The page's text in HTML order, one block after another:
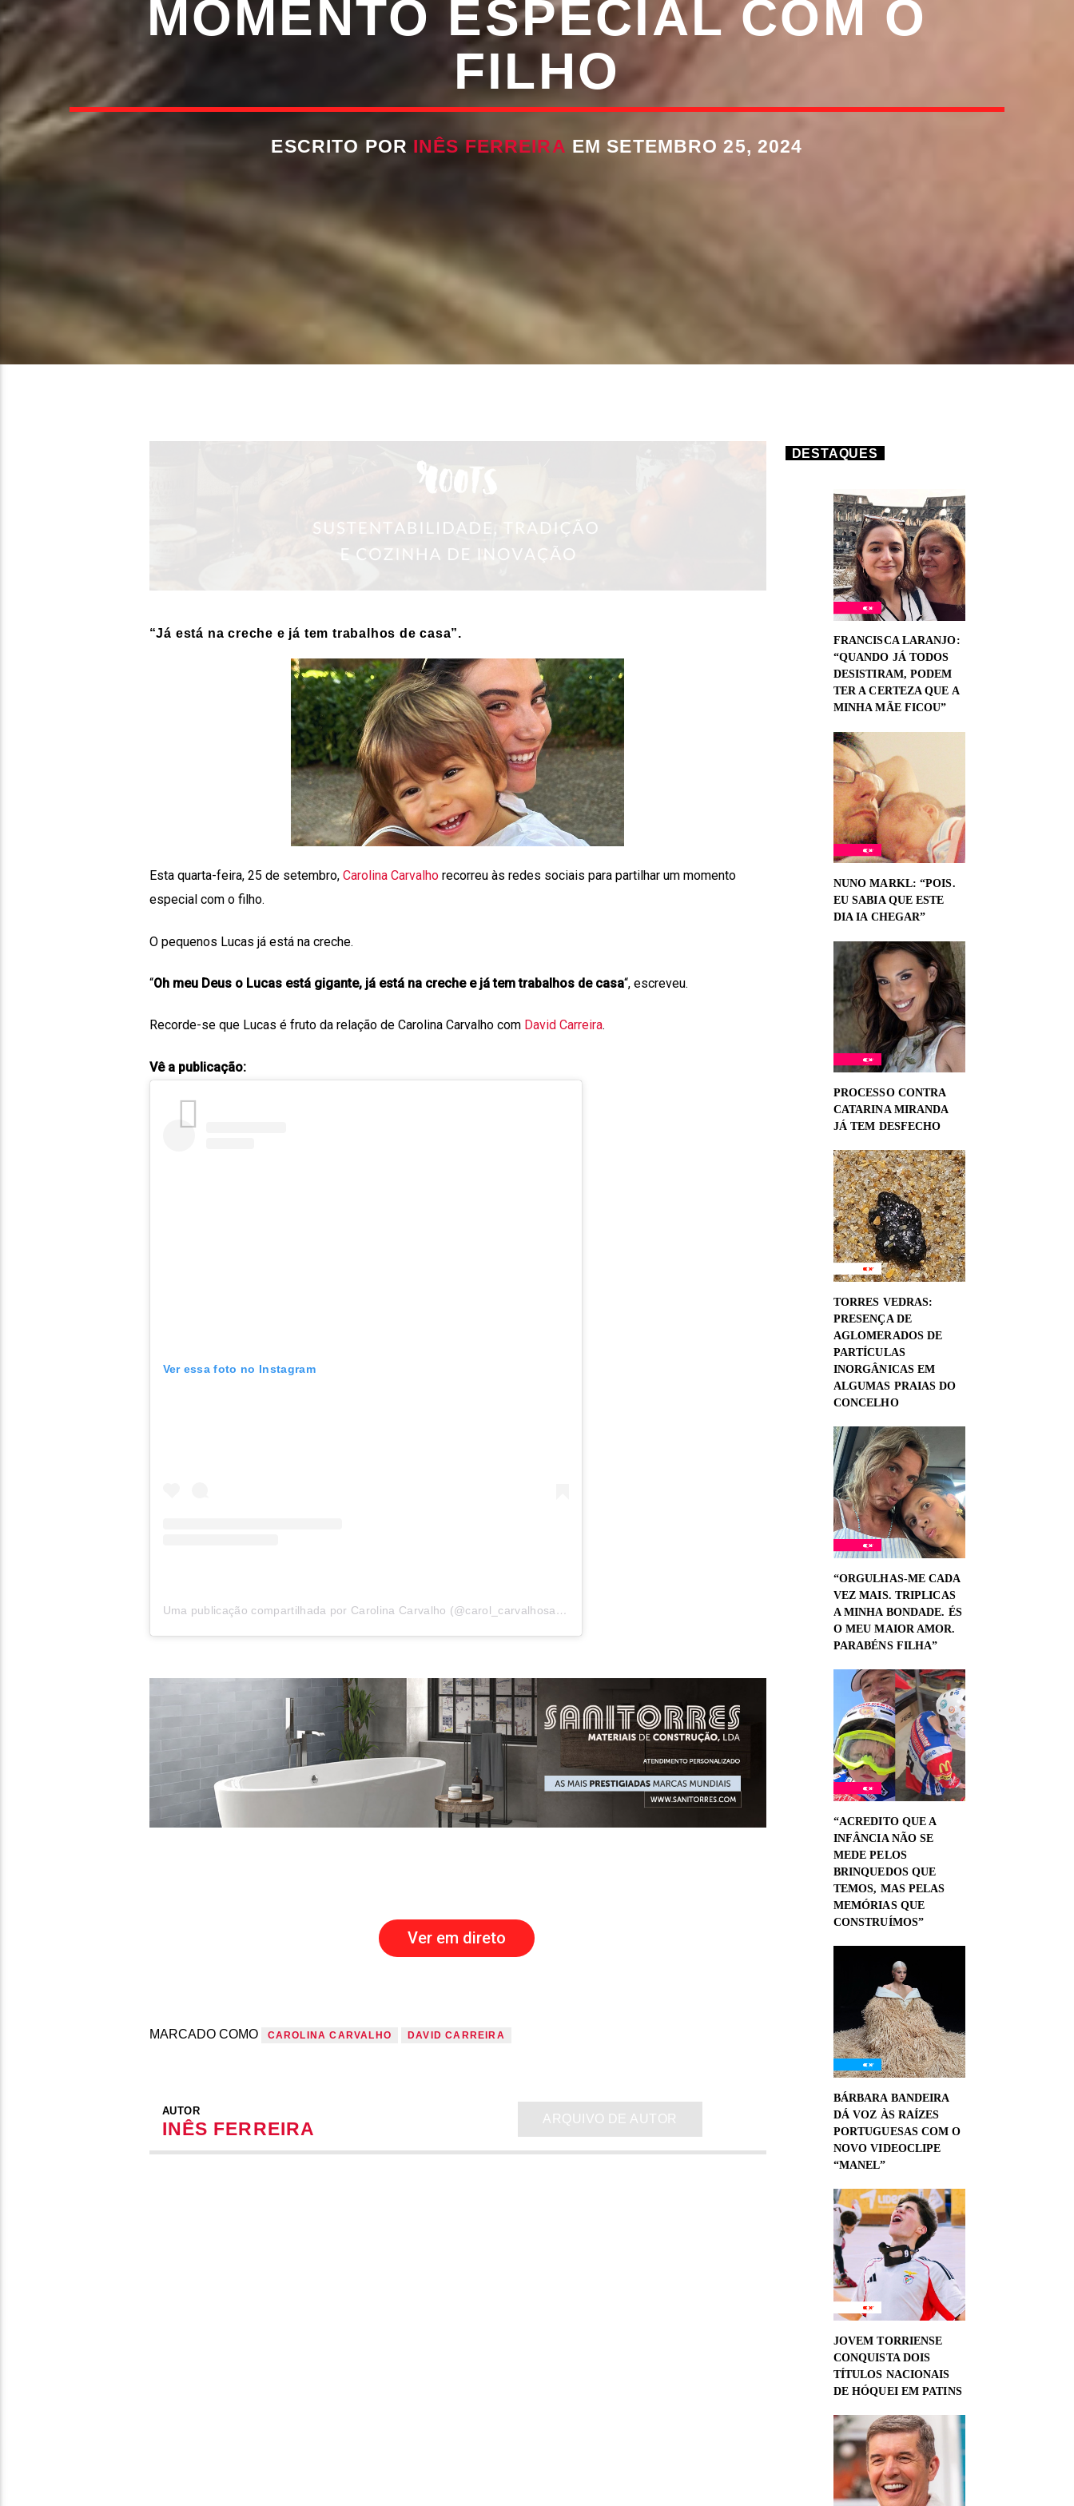
MOMENTO ESPECIAL COM O
FILHO
ESCRITO POR INÊS FERREIRA EM SETEMBRO 25, 2024
“Já está na creche e já tem trabalhos de casa”.
Esta quarta-feira, 25 de setembro, Carolina Carvalhorecorreu às redes sociais para partilhar um momento
especial com o filho.
O pequenos Lucas já está na creche.
“Oh meu Deus o Lucas está gigante, já está na creche e já tem trabalhos de casa“, escreveu.
Recorde-se que Lucas é fruto da relação de Carolina Carvalho com David Carreira.
Vê a publicação:
Ver essa foto no Instagram
Uma publicação compartilhada por Carolina Carvalho (@carol_carvalhosantos)
Ver em direto
MARCADO COMO CAROLINA CARVALHO DAVID CARREIRA
AUTOR
INÊS FERREIRA
ARQUIVO DE AUTOR
DESTAQUES
FRANCISCA LARANJO:
“QUANDO JÁ TODOS
DESISTIRAM, PODEM
TER A CERTEZA QUE A
MINHA MÃE FICOU”
NUNO MARKL: “POIS.
EU SABIA QUE ESTE
DIA IA CHEGAR”
PROCESSO CONTRA
CATARINA MIRANDA
JÁ TEM DESFECHO
TORRES VEDRAS:
PRESENÇA DE
AGLOMERADOS DE
PARTÍCULAS
INORGÂNICAS EM
ALGUMAS PRAIAS DO
CONCELHO
“ORGULHAS-ME CADA
VEZ MAIS. TRIPLICAS
A MINHA BONDADE. ÉS
O MEU MAIOR AMOR.
PARABÉNS FILHA”
“ACREDITO QUE A
INFÂNCIA NÃO SE
MEDE PELOS
BRINQUEDOS QUE
TEMOS, MAS PELAS
MEMÓRIAS QUE
CONSTRUÍMOS”
BÁRBARA BANDEIRA
DÁ VOZ ÀS RAÍZES
PORTUGUESAS COM O
NOVO VIDEOCLIPE
“MANEL”
JOVEM TORRIENSE
CONQUISTA DOIS
TÍTULOS NACIONAIS
DE HÓQUEI EM PATINS